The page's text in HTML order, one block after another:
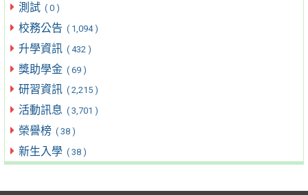
測試 ( 0 )
校務公告 ( 1,094 )
升學資訊 ( 432 )
獎助學金 ( 69 )
研習資訊 ( 2,215 )
活動訊息 ( 3,701 )
榮譽榜 ( 38 )
新生入學 ( 38 )